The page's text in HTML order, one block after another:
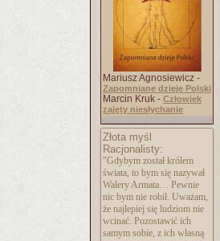
Mariusz Agnosiewicz -
Zapomniane dzieje Polski
Marcin Kruk - Człowiek
zajęty niesłychanie
Złota myśl
Racjonalisty:
"Gdybym został królem
świata, to bym się nazywał
Walery Armata… Pewnie
nic bym nie robił. Uważam,
że najlepiej się ludziom nie
wcinać. Pozostawić ich
samym sobie, z ich własną